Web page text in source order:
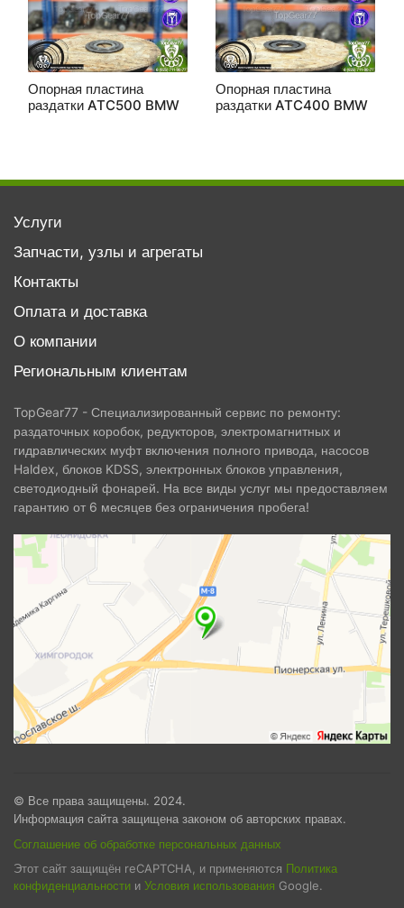
Опорная пластина
раздатки ATC500 BMW
Опорная пластина
раздатки ATC400 BMW
Услуги
Запчасти, узлы и агрегаты
Контакты
Оплата и доставка
О компании
Региональным клиентам
TopGear77 - Специализированный сервис по ремонту:
раздаточных коробок, редукторов, электромагнитных и
гидравлических муфт включения полного привода, насосов
Haldex, блоков KDSS, электронных блоков управления,
светодиодный фонарей. На все виды услуг мы предоставляем
гарантию от 6 месяцев без ограничения пробега!
© Все права защищены. 2024.
Информация сайта защищена законом об авторских правах.
Соглашение об обработке персональных данных
Этот сайт защищён reCAPTCHA, и применяются Политика
конфиденциальности и Условия использования Google.